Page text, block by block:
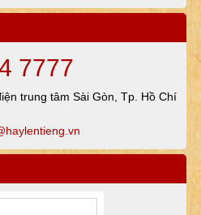
7777
trung tâm Sài Gòn, Tp. Hồ Chí